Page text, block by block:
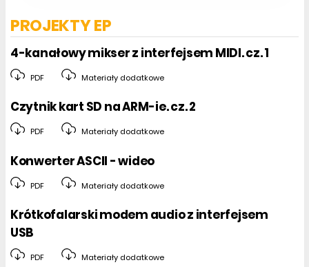
Projekty czytelników
Prezentacje
Kursy
Podzespoły
Automatyka i Mechatronika
Programy
PROJEKTY EP
4-kanałowy mikser z interfejsem MIDI. cz. 1
PDF Materiały dodatkowe
Czytnik kart SD na ARM-ie. cz. 2
PDF Materiały dodatkowe
Konwerter ASCII - wideo
PDF Materiały dodatkowe
Krótkofalarski modem audio z interfejsem
USB
PDF Materiały dodatkowe